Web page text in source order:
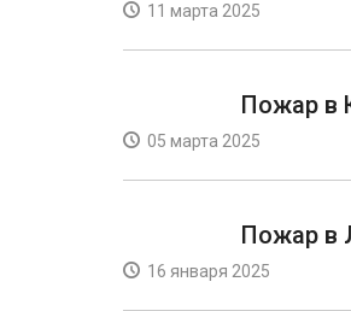
11 марта 2025
Пожар в
05 марта 2025
Пожар в
16 января 2025